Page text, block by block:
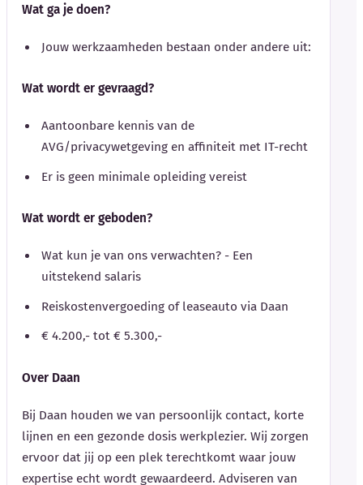
Wat ga je doen?
Jouw werkzaamheden bestaan onder andere uit:
Wat wordt er gevraagd?
Aantoonbare kennis van de
AVG/privacywetgeving en affiniteit met IT-recht
Er is geen minimale opleiding vereist
Wat wordt er geboden?
Wat kun je van ons verwachten? - Een
uitstekend salaris
Reiskostenvergoeding of leaseauto via Daan
€ 4.200,- tot € 5.300,-
Over Daan
Bij Daan houden we van persoonlijk contact, korte
lijnen en een gezonde dosis werkplezier. Wij zorgen
ervoor dat jij op een plek terechtkomt waar jouw
expertise echt wordt gewaardeerd. Adviseren van